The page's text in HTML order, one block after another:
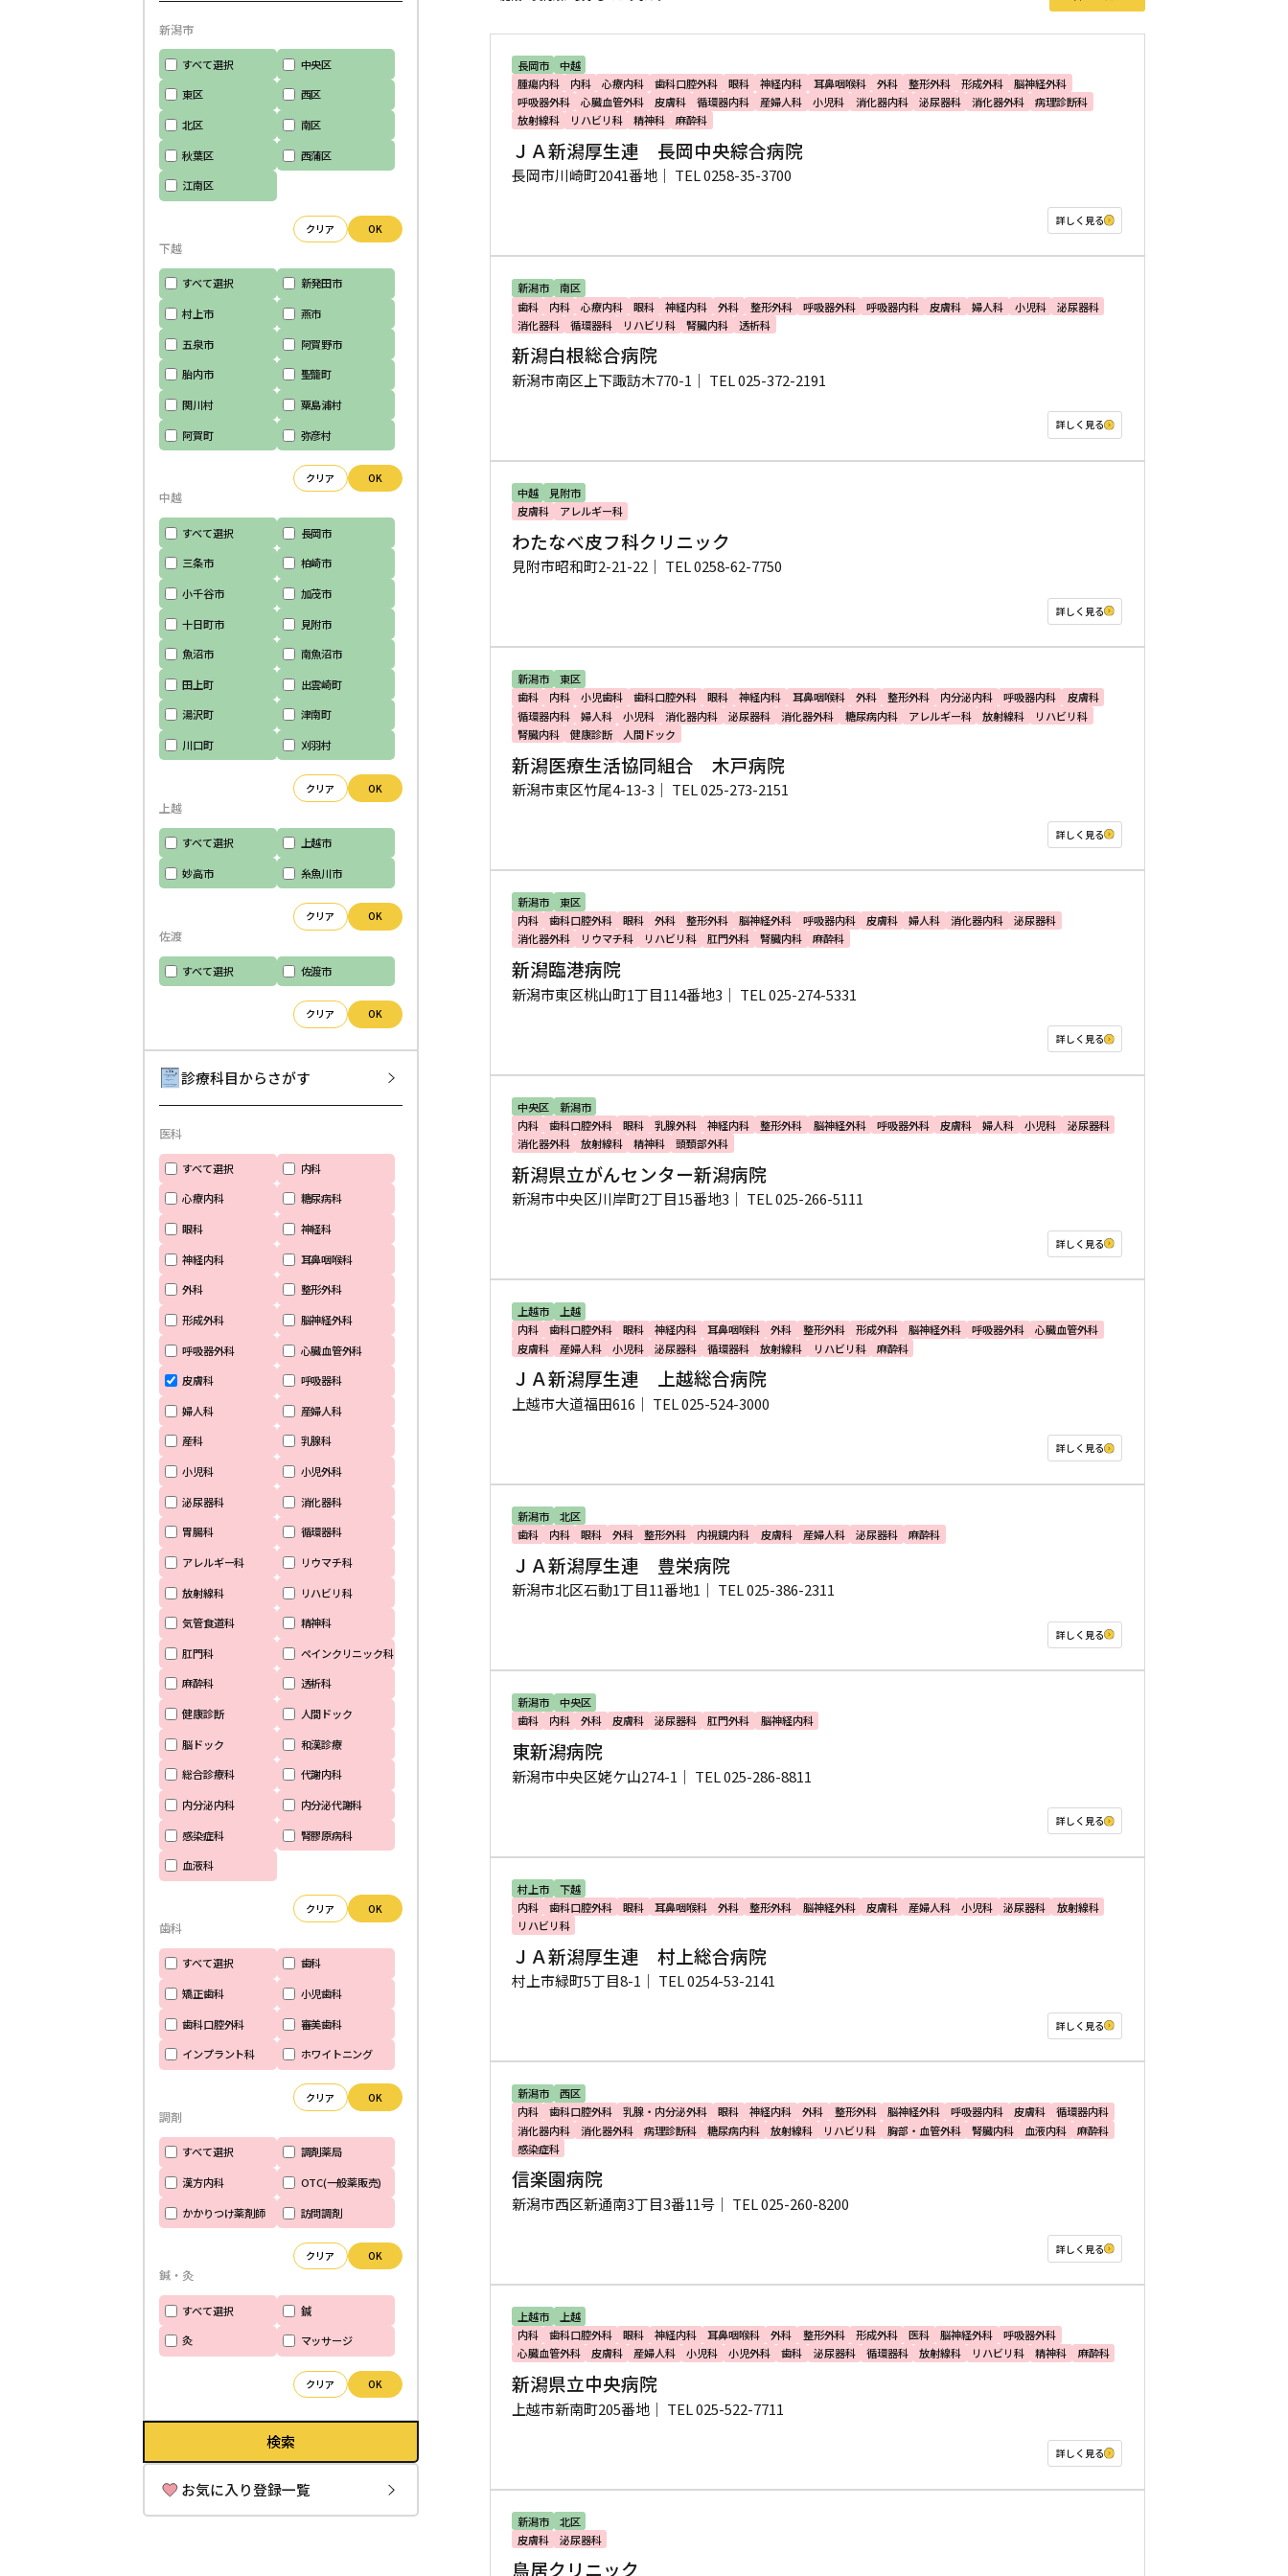
新潟市
すべて選択
中央区
東区
西区
北区
南区
秋葉区
西蒲区
江南区
クリア OK
下越
すべて選択
新発田市
村上市
燕市
五泉市
阿賀野市
胎内市
聖籠町
関川村
粟島浦村
阿賀町
弥彦村
クリア OK
中越
すべて選択
長岡市
三条市
柏崎市
小千谷市
加茂市
十日町市
見附市
魚沼市
南魚沼市
田上町
出雲崎町
湯沢町
津南町
川口町
刈羽村
クリア OK
上越
すべて選択
上越市
妙高市
糸魚川市
クリア OK
佐渡
すべて選択 佐渡市
クリア OK
診療科目からさがす
医科
すべて選択
内科
心療内科
糖尿病科
眼科
神経科
神経内科
耳鼻咽喉科
外科
整形外科
形成外科
脳神経外科
呼吸器外科
心臓血管外科
皮膚科
呼吸器科
婦人科
産婦人科
産科
乳腺科
小児科
小児外科
泌尿器科
消化器科
胃腸科
循環器科
アレルギー科
リウマチ科
放射線科
リハビリ科
気管食道科
精神科
肛門科
ペインクリニック科
麻酔科
透析科
健康診断
人間ドック
脳ドック
和漢診療
総合診療科
代謝内科
内分泌内科
内分泌代謝科
感染症科
腎膠原病科
血液科
クリア OK
歯科
すべて選択
歯科
矯正歯科
小児歯科
歯科口腔外科
審美歯科
インプラント科
ホワイトニング
クリア OK
調剤
すべて選択
調剤薬局
漢方内科
OTC(一般薬販売)
かかりつけ薬剤師
訪問調剤
クリア OK
鍼・灸
すべて選択
鍼
灸
マッサージ
クリア OK
検索
お気に入り登録一覧
長岡市
中越
腫瘍内科
内科 心療内科 歯科口腔外科 眼科 神経内科 耳鼻咽喉科 外科 整形外科 形成外科
脳神経外科
呼吸器外科
心臓血管外科 皮膚科 循環器内科 産婦人科 小児科 消化器内科 泌尿器科 消化器外科
病理診断科
放射線科
リハビリ科 精神科 麻酔科
ＪＡ新潟厚生連 長岡中央綜合病院
長岡市川崎町2041番地｜ TEL 0258-35-3700
詳しく見る
新潟市
南区
歯科
内科 心療内科 眼科 神経内科 外科 整形外科 呼吸器外科 呼吸器内科 皮膚科 婦人科 小児科
泌尿器科
消化器科
循環器科 リハビリ科 腎臓内科 透析科
新潟白根総合病院
新潟市南区上下諏訪木770-1｜ TEL 025-372-2191
詳しく見る
中越
見附市
皮膚科
アレルギー科
わたなべ皮フ科クリニック
見附市昭和町2-21-22｜ TEL 0258-62-7750
詳しく見る
新潟市
東区
歯科
内科 小児歯科 歯科口腔外科 眼科 神経内科 耳鼻咽喉科 外科 整形外科 内分泌内科 呼吸器内科
皮膚科
循環器内科
婦人科 小児科 消化器内科 泌尿器科 消化器外科 糖尿病内科 アレルギー科 放射線科
リハビリ科
腎臓内科
健康診断 人間ドック
新潟医療生活協同組合 木戸病院
新潟市東区竹尾4-13-3｜ TEL 025-273-2151
詳しく見る
新潟市
東区
内科
歯科口腔外科 眼科 外科 整形外科 脳神経外科 呼吸器内科 皮膚科 婦人科 消化器内科
泌尿器科
消化器外科
リウマチ科 リハビリ科 肛門外科 腎臓内科 麻酔科
新潟臨港病院
新潟市東区桃山町1丁目114番地3｜ TEL 025-274-5331
詳しく見る
中央区
新潟市
内科
歯科口腔外科 眼科 乳腺外科 神経内科 整形外科 脳神経外科 呼吸器外科 皮膚科 婦人科 小児科
泌尿器科
消化器外科
放射線科 精神科 頭頚部外科
新潟県立がんセンター新潟病院
新潟市中央区川岸町2丁目15番地3｜ TEL 025-266-5111
詳しく見る
上越市
上越
内科
歯科口腔外科 眼科 神経内科 耳鼻咽喉科 外科 整形外科 形成外科 脳神経外科 呼吸器外科
心臓血管外科
皮膚科
産婦人科 小児科 泌尿器科 循環器科 放射線科 リハビリ科 麻酔科
ＪＡ新潟厚生連 上越総合病院
上越市大道福田616｜ TEL 025-524-3000
詳しく見る
新潟市
北区
歯科
内科 眼科 外科 整形外科 内視鏡内科 皮膚科 産婦人科 泌尿器科 麻酔科
ＪＡ新潟厚生連 豊栄病院
新潟市北区石動1丁目11番地1｜ TEL 025-386-2311
詳しく見る
新潟市
中央区
歯科
内科 外科 皮膚科 泌尿器科 肛門外科 脳神経内科
東新潟病院
新潟市中央区姥ケ山274-1｜ TEL 025-286-8811
詳しく見る
村上市
下越
内科
歯科口腔外科 眼科 耳鼻咽喉科 外科 整形外科 脳神経外科 皮膚科 産婦人科 小児科 泌尿器科
放射線科
リハビリ科
ＪＡ新潟厚生連 村上総合病院
村上市緑町5丁目8-1｜ TEL 0254-53-2141
詳しく見る
新潟市
西区
内科
歯科口腔外科 乳腺・内分泌外科 眼科 神経内科 外科 整形外科 脳神経外科 呼吸器内科 皮膚科
循環器内科
消化器内科
消化器外科 病理診断科 糖尿病内科 放射線科 リハビリ科 胸部・血管外科 腎臓内科 血液内科
麻酔科
感染症科
信楽園病院
新潟市西区新通南3丁目3番11号｜ TEL 025-260-8200
詳しく見る
上越市
上越
内科
歯科口腔外科 眼科 神経内科 耳鼻咽喉科 外科 整形外科 形成外科 医科 脳神経外科
呼吸器外科
心臓血管外科
皮膚科 産婦人科 小児科 小児外科 歯科 泌尿器科 循環器科 放射線科 リハビリ科 精神科 麻酔科
新潟県立中央病院
上越市新南町205番地｜ TEL 025-522-7711
詳しく見る
新潟市
北区
皮膚科
泌尿器科
鳥居クリニック